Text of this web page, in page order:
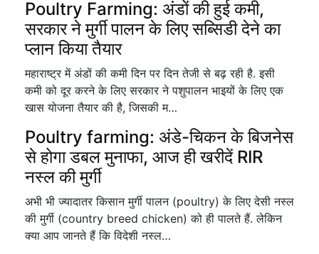
Poultry Farming: अंडों की हुई कमी,
सरकार ने मुर्गी पालन के लिए सब्सिडी देने का
प्लान किया तैयार
महाराष्ट्र में अंडों की कमी दिन पर दिन तेजी से बढ़ रही है. इसी
कमी को दूर करने के लिए सरकार ने पशुपालन भाइयों के लिए एक
खास योजना तैयार की है, जिसकी म…
Poultry farming: अंडे-चिकन के बिजनेस
से होगा डबल मुनाफा, आज ही खरीदें RIR
नस्ल की मुर्गी
अभी भी ज्यादातर किसान मुर्गी पालन (poultry) के लिए देसी नस्ल
की मुर्गी (country breed chicken) को ही पालते हैं. लेकिन
क्या आप जानते हैं कि विदेशी नस्ल…